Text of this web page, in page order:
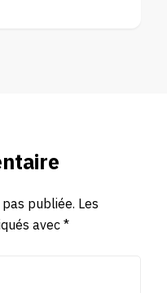
publiée. Les
avec*